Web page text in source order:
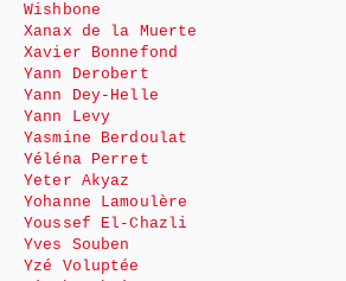
Wishbone
Xanax de la Muerte
Xavier Bonnefond
Yann Derobert
Yann Dey-Helle
Yann Levy
Yasmine Berdoulat
Yéléna Perret
Yeter Akyaz
Yohanne Lamoulère
Youssef El-Chazli
Yves Souben
Yzé Voluptée